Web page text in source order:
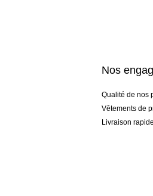
Nos
Qualité de nos
Vêtements de
Livraison rapide